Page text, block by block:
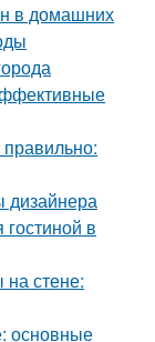
в домашних
дизайнера
в
на стене:
основные